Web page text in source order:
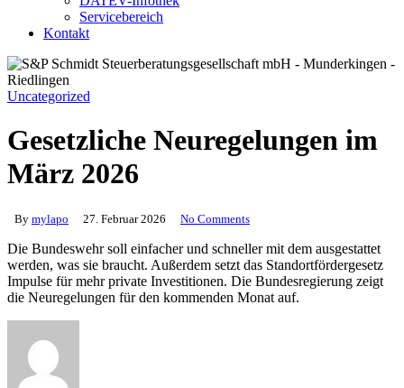
Servicebereich
Kontakt
Uncategorized
Gesetzliche Neuregelungen im
März 2026
By mylapo 27. Februar 2026 No Comments
Die Bundeswehr soll einfacher und schneller mit dem ausgestattet
werden, was sie braucht. Außerdem setzt das Standortfördergesetz
Impulse für mehr private Investitionen. Die Bundesregierung zeigt
die Neuregelungen für den kommenden Monat auf.